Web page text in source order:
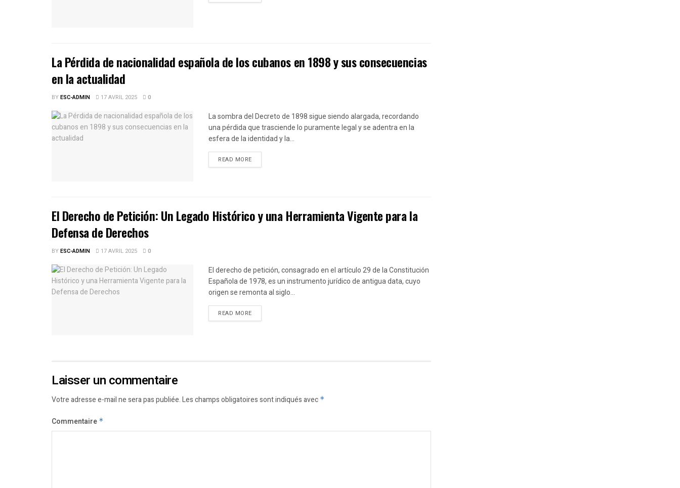
La Pérdida de nacionalidad española de los cubanos en 1898 y sus consecuencias
en la actualidad
BYESC-ADMIN 17 AVRIL 2025 0
La sombra del Decreto de 1898 sigue siendo alargada, recordando
una pérdida que trasciende lo puramente legal y se adentra en la
esfera de la identidad y la...
READ MOREDETAILS
El Derecho de Petición: Un Legado Histórico y una Herramienta Vigente para la
Defensa de Derechos
BYESC-ADMIN 17 AVRIL 2025 0
El derecho de petición, consagrado en el artículo 29 de la Constitución
Española de 1978, es un instrumento jurídico de antigua data, cuyo
origen se remonta al siglo...
READ MOREDETAILS
Laisser un commentaire
Votre adresse e-mail ne sera pas publiée.Les champs obligatoires sont indiqués avec *
Commentaire *